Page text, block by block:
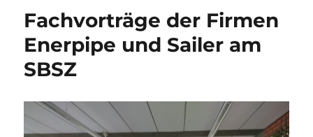
Fachvorträge der Firmen
Enerpipe und Sailer am
SBSZ